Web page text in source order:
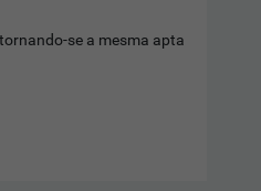
se a mesma apta